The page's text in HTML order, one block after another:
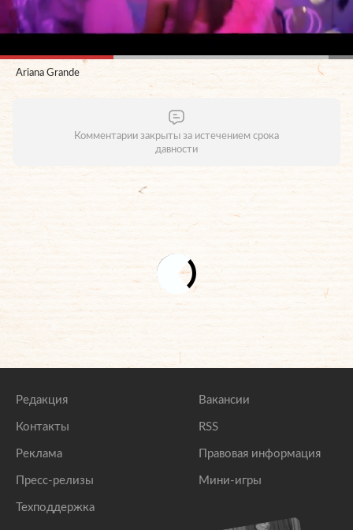
Ariana Grande
Комментарии закрыты за истечением срока
давности
Редакция
Контакты
Реклама
Пресс-релизы
Техподдержка
Вакансии
RSS
Правовая информация
Мини-игры